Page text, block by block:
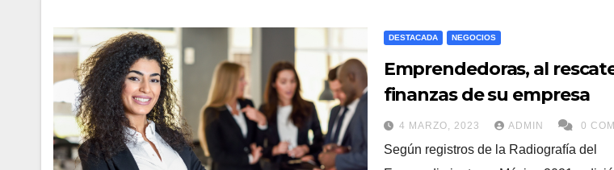
DESTACADA NEGOCIOS
Emprendedoras, al
finanzas de su empresa
4 MARZO, 2023 ADMIN 0
Según registros de la Radiografía del